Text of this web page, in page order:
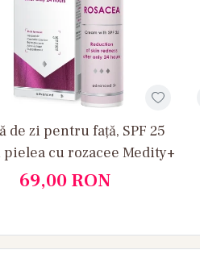
de zi pentru față, SPF 25
cu rozacee Medity+
69,00 RON